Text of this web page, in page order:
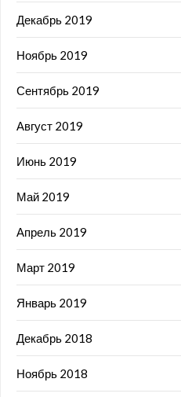
Декабрь 2019
Ноябрь 2019
Сентябрь 2019
Август 2019
Июнь 2019
Май 2019
Апрель 2019
Март 2019
Январь 2019
Декабрь 2018
Ноябрь 2018